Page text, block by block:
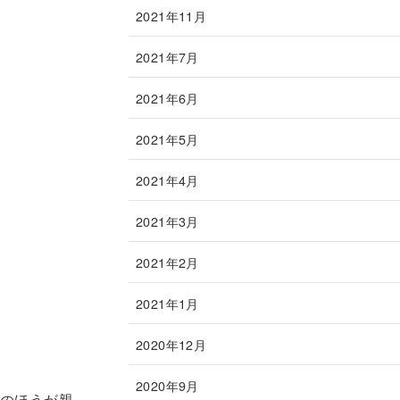
2021年11月
2021年7月
2021年6月
2021年5月
2021年4月
2021年3月
2021年2月
2021年1月
2020年12月
2020年9月